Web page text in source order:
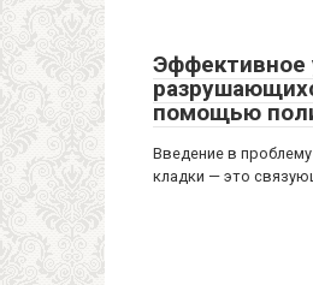
Эффективное
помощью
Введение в
кладки — это